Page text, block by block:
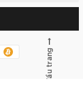
Lên đầu trang